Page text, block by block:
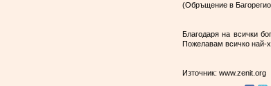
(Обръщение в
Благодаря на всички
Пожелавам всичко най-
Източник: www.zenit.org